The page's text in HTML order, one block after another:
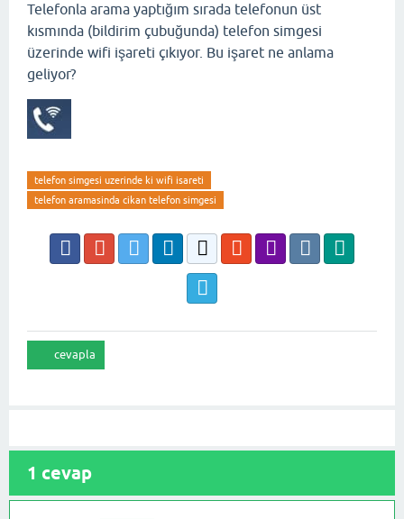
Telefonla arama yaptığım sırada telefonun üst
kısmında (bildirim çubuğunda) telefon simgesi
üzerinde wifi işareti çıkıyor. Bu işaret ne anlama
geliyor?
telefon simgesi uzerinde ki wifi isareti
telefon aramasinda cikan telefon simgesi
1 cevap